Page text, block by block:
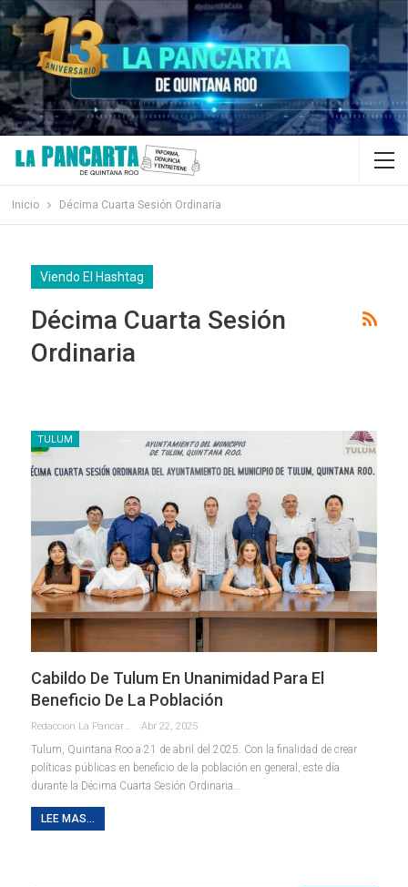
Inicio Décima Cuarta Sesión Ordinaria
Viendo El Hashtag
Décima Cuarta Sesión
Ordinaria
TULUM
Cabildo De Tulum En Unanimidad Para El
Beneficio De La Población
Redaccion La Pancarta De Quintana Roo Abr 22, 2025
Tulum, Quintana Roo a 21 de abril del 2025. Con la finalidad de crear
políticas públicas en beneficio de la población en general, este día
durante la Décima Cuarta Sesión Ordinaria…
LEE MAS...